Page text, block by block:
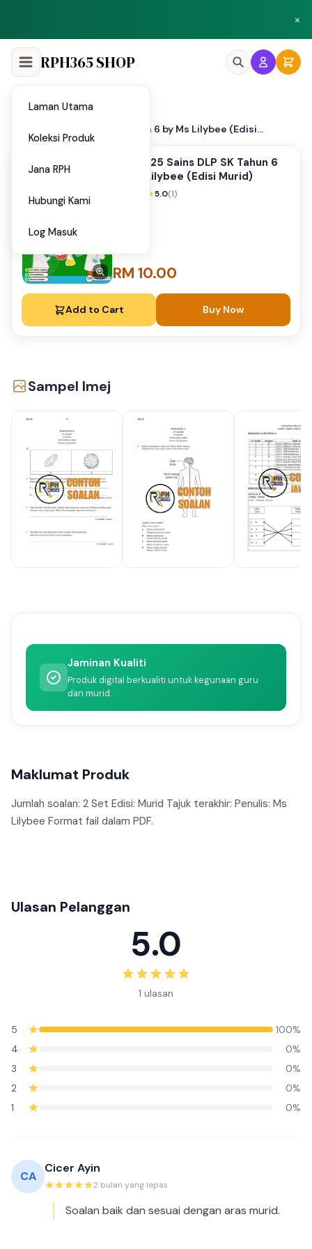
×
Laman Utama
Koleksi Produk
Jana RPH
Hubungi Kami
Log Masuk
RPH365 SHOP
Home
PPT 2025 Sains DLP SK Tahun 6 by Ms Lilybee (Edisi...
PPT 2025 Sains DLP SK Tahun 6
by Ms Lilybee (Edisi Murid)
5.0(1)
RM 10.00
Add to Cart Buy Now
Sampel Imej
Jaminan Kualiti
Produk digital berkualiti untuk kegunaan guru
dan murid.
Maklumat Produk
Jumlah soalan: 2 Set Edisi: Murid Tajuk terakhir: Penulis: Ms
Lilybee Format fail dalam PDF.
Ulasan Pelanggan
5.0
1 ulasan
5
100%
4
0%
3
0%
2
0%
1
0%
CA
Cicer Ayin
2 bulan yang lepas
Soalan baik dan sesuai dengan aras murid.